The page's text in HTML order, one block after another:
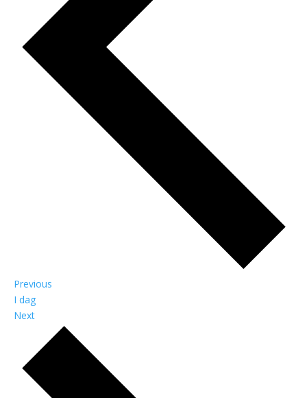
PreviousBegivenheder
I dag
NextBegivenheder